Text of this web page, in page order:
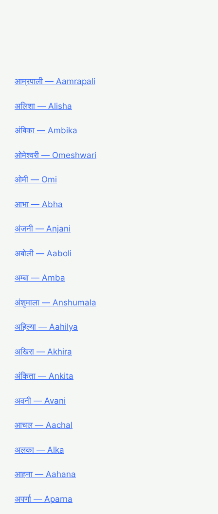
आम्रपाली ― Aamrapali
अलिशा ― Alisha
अंबिका ― Ambika
ओमेश्वरी ― Omeshwari
ओमी ― Omi
आभा ― Abha
अंजनी ― Anjani
अबोली ― Aaboli
अम्बा ― Amba
अंशुमाला ― Anshumala
अहिल्या ― Aahilya
अखिरा ― Akhira
अंकिता ― Ankita
अवनी ― Avani
आचल ― Aachal
अलका ― Alka
आहना ― Aahana
अपर्णा ― Aparna